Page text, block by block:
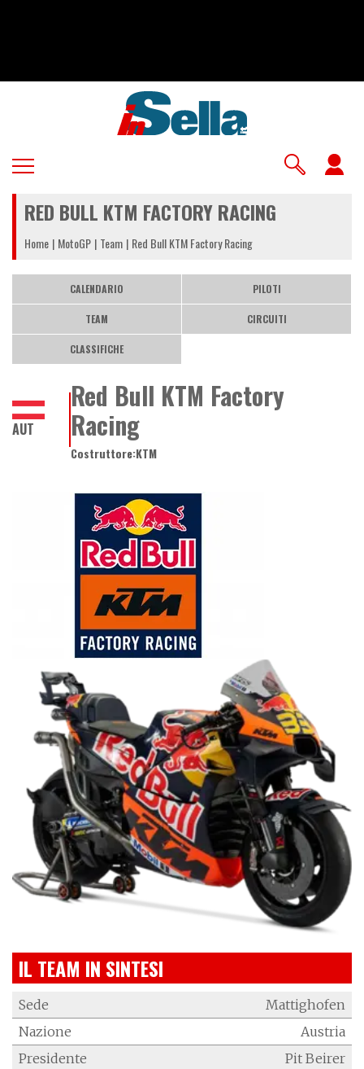
RED BULL KTM FACTORY RACING
Home MotoGP Team Red Bull KTM Factory Racing
CALENDARIO PILOTI
TEAM CIRCUITI
CLASSIFICHE
Red Bull KTM Factory
Racing
Costruttore:KTM
AUT
IL TEAM IN SINTESI
Sede
Mattighofen
Nazione
Austria
Presidente
Pit Beirer